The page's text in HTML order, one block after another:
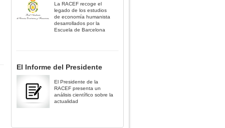
La RACEF recoge el
legado de los estudios
de economía humanista
desarrollados por la
Escuela de Barcelona
El Informe del Presidente
El Presidente de la
RACEF presenta un
análisis científico sobre la
actualidad